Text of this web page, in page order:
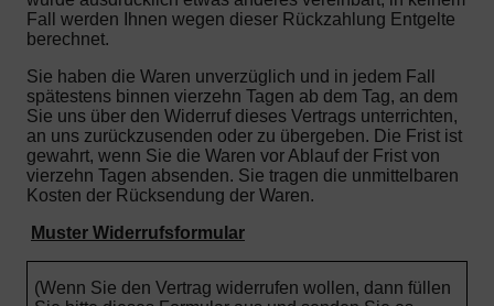
Fall werden Ihnen wegen dieser Rückzahlung Entgelte
berechnet.
Sie haben die Waren unverzüglich und in jedem Fall
spätestens binnen vierzehn Tagen ab dem Tag, an dem
Sie uns über den Widerruf dieses Vertrags unterrichten,
an uns zurückzusenden oder zu übergeben. Die Frist ist
gewahrt, wenn Sie die Waren vor Ablauf der Frist von
vierzehn Tagen absenden. Sie tragen die unmittelbaren
Kosten der Rücksendung der Waren.
Muster Widerrufsformular
(Wenn Sie den Vertrag widerrufen wollen, dann füllen